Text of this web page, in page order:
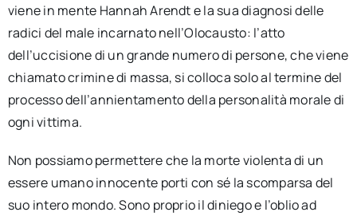
viene in mente Hannah Arendt e la sua diagnosi delle
radici del male incarnato nell’Olocausto: l’atto
dell’uccisione di un grande numero di persone, che viene
chiamato crimine di massa, si colloca solo al termine del
processo dell’annientamento della personalità morale di
ogni vittima.
Non possiamo permettere che la morte violenta di un
essere umano innocente porti con sé la scomparsa del
suo intero mondo. Sono proprio il diniego e l’oblio ad